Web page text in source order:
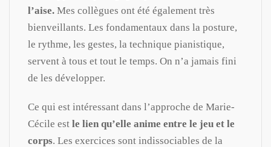
l’aise. Mes collègues ont été également très
bienveillants. Les fondamentaux dans la posture,
le rythme, les gestes, la technique pianistique,
servent à tous et tout le temps. On n’a jamais fini
de les développer.
Ce qui est intéressant dans l’approche de Marie-
Cécile est le lien qu’elle anime entre le jeu et le
corps. Les exercices sont indissociables de la